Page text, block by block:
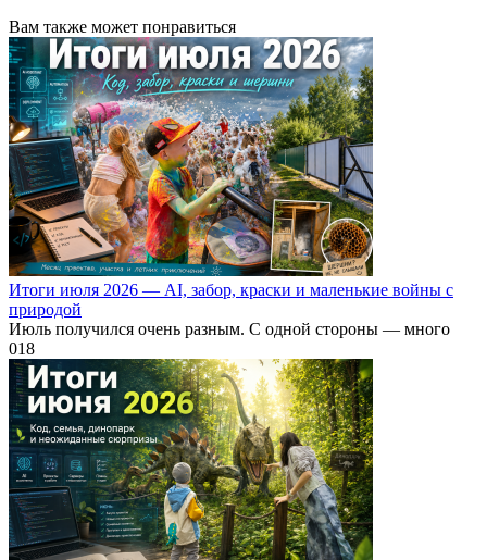
Вам также может понравиться
Итоги июля 2026 — AI, забор, краски и маленькие войны с
природой
Июль получился очень разным. С одной стороны — много
018